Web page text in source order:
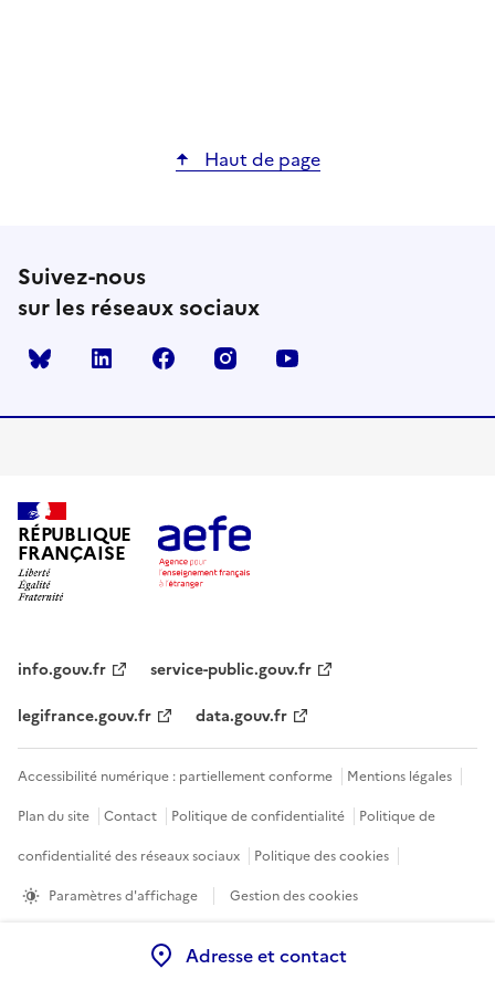
Adresse et contact
Haut de page
Suivez-nous
sur les réseaux sociaux
Bluesky linkedin facebook instagram
RÉPUBLIQUE
FRANÇAISE
info.gouv.fr
service-public.gouv.fr
legifrance.gouv.fr
data.gouv.fr
Accessibilité numérique : partiellement conforme
Mentions légales
Plan du site
Contact Politique de confidentialité
Politique de
confidentialité des réseaux sociaux
Politique des cookies
Paramètres d'affichage
Gestion des cookies
Sauf mention contraire, tous les contenus de ce site sont sous